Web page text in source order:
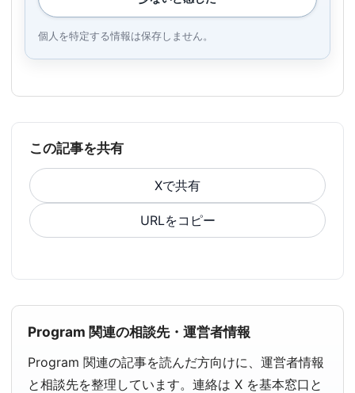
個人を特定する情報は保存しません。
この記事を共有
Xで共有
URLをコピー
Program 関連の相談先・運営者情報
Program 関連の記事を読んだ方向けに、運営者情報
と相談先を整理しています。連絡は X を基本窓口と